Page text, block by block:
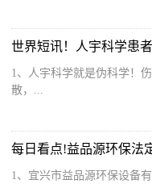
世界短讯！人宇科学患
1、人宇科学就是伪科学！
散，...
每日看点!益品源环保法
1、宜兴市益品源环保设备